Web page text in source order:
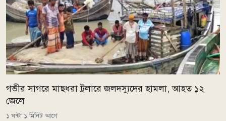
গভীর সাগরে মাছধরা ট্রলারে জলদস্যুদের হামলা, আহত ১২
জেলে
১ ঘন্টা ১ মিনিট আগে